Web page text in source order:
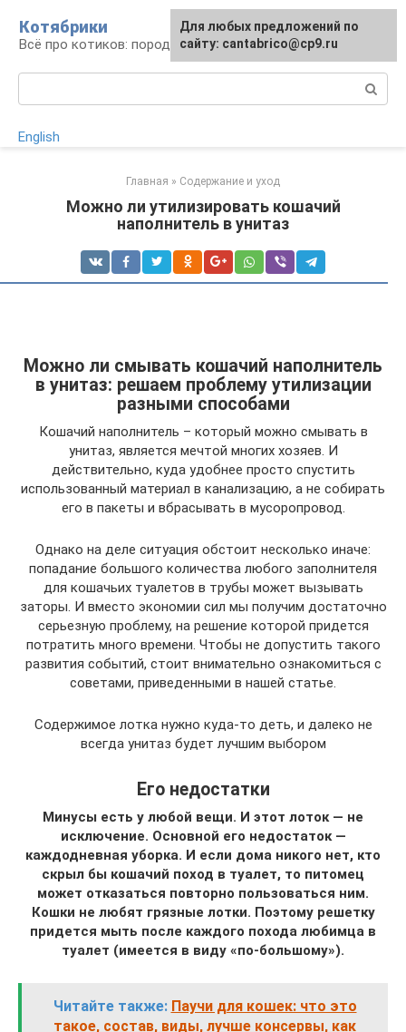
контенту
Котябрики
Всё про котиков: породы, содержание, уход
English
Главная » Содержание и уход
Можно ли утилизировать кошачий
наполнитель в унитаз
Можно ли смывать кошачий наполнитель
в унитаз: решаем проблему утилизации
разными способами
Кошачий наполнитель – который можно смывать в
унитаз, является мечтой многих хозяев. И
действительно, куда удобнее просто спустить
использованный материал в канализацию, а не собирать
его в пакеты и вбрасывать в мусоропровод.
Однако на деле ситуация обстоит несколько иначе:
попадание большого количества любого заполнителя
для кошачьих туалетов в трубы может вызывать
заторы. И вместо экономии сил мы получим достаточно
серьезную проблему, на решение которой придется
потратить много времени. Чтобы не допустить такого
развития событий, стоит внимательно ознакомиться с
советами, приведенными в нашей статье.
Содержимое лотка нужно куда-то деть, и далеко не
всегда унитаз будет лучшим выбором
Его недостатки
Минусы есть у любой вещи. И этот лоток — не
исключение. Основной его недостаток —
каждодневная уборка. И если дома никого нет, кто
скрыл бы кошачий поход в туалет, то питомец
может отказаться повторно пользоваться ним.
Кошки не любят грязные лотки. Поэтому решетку
придется мыть после каждого похода любимца в
туалет (имеется в виду «по-большому»).
Читайте также: Паучи для кошек: что это
такое, состав, виды, лучше консервы, как
Для любых предложений по
сайту: cantabrico@cp9.ru